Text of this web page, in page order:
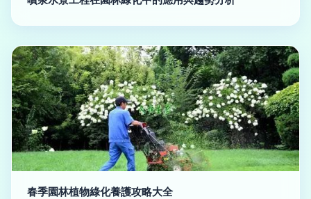
春季園林植物綠化養護攻略大全